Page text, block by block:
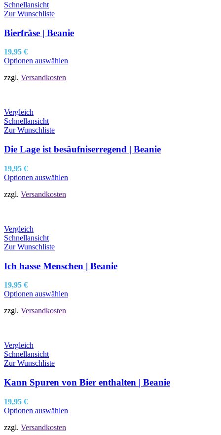
Schnellansicht
Zur Wunschliste
Bierfräse | Beanie
19,95 €
Optionen auswählen
zzgl. Versandkosten
Vergleich
Schnellansicht
Zur Wunschliste
Die Lage ist besäufniserregend | Beanie
19,95 €
Optionen auswählen
zzgl. Versandkosten
Vergleich
Schnellansicht
Zur Wunschliste
Ich hasse Menschen | Beanie
19,95 €
Optionen auswählen
zzgl. Versandkosten
Vergleich
Schnellansicht
Zur Wunschliste
Kann Spuren von Bier enthalten | Beanie
19,95 €
Optionen auswählen
zzgl. Versandkosten